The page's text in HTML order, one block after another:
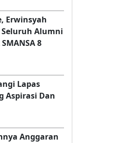
Petani
Erwinsyah
Alumni
8
Lapas
Dan